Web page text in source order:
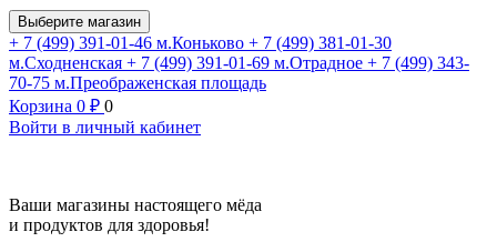
Выберите магазин
+ 7 (499) 391-01-46 м.Коньково + 7 (499) 381-01-30
м.Сходненская + 7 (499) 391-01-69 м.Отрадное + 7 (499) 343-
70-75 м.Преображенская площадь
Корзина 0 ₽ 0
Войти в личный кабинет
Ваши магазины настоящего мёда
и продуктов для здоровья!